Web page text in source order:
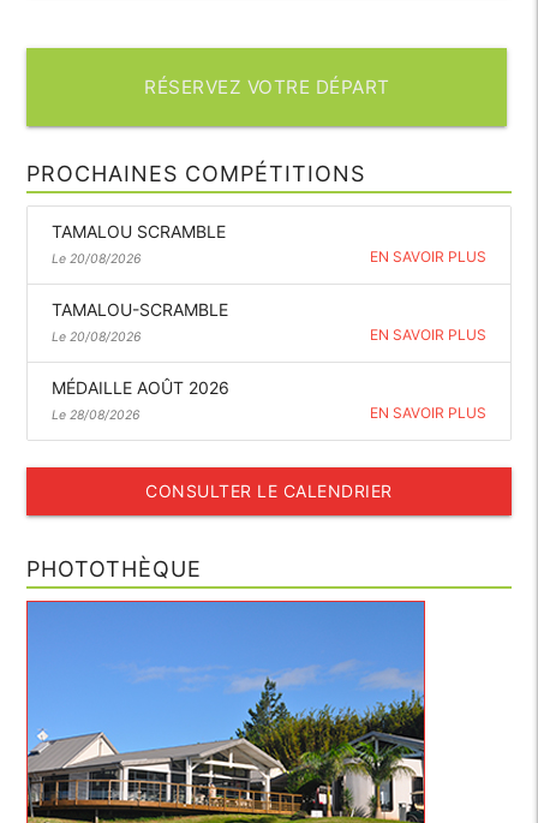
RÉSERVEZ VOTRE DÉPART
PROCHAINES COMPÉTITIONS
TAMALOU SCRAMBLE
Le 20/08/2026 EN SAVOIR PLUS
TAMALOU-SCRAMBLE
Le 20/08/2026 EN SAVOIR PLUS
MÉDAILLE AOÛT 2026
Le 28/08/2026 EN SAVOIR PLUS
CONSULTER LE CALENDRIER
PHOTOTHÈQUE